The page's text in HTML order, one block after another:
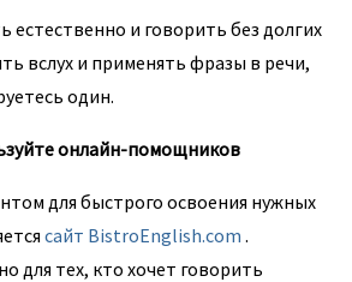
естественно и говорить без долгих
вслух и применять фразы в речи,
один.
онлайн-помощников
для быстрого освоения нужных
сайт BistroEnglish.com .
для тех, кто хочет говорить